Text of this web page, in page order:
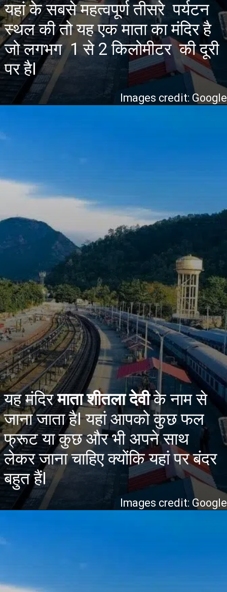
यहां के सबसे महत्वपूर्ण तीसरे पर्यटन
स्थल की तो यह एक माता का मंदिर है
जो लगभग 1 से 2 किलोमीटर की दूरी
पर हैI
Images credit: Google
यह मंदिरमाता शीतला देवीके नाम से
जाना जाता हैI यहां आपको कुछ फल
फ्रूट या कुछ और भी अपने साथ
लेकर जाना चाहिए क्योंकि यहां पर बंदर
बहुत हैंI
Images credit: Google